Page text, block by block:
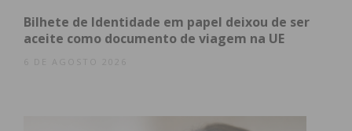
condições
Bilhete de Identidade em papel deixou de ser
aceite como documento de viagem na UE
6 DE AGOSTO 2026